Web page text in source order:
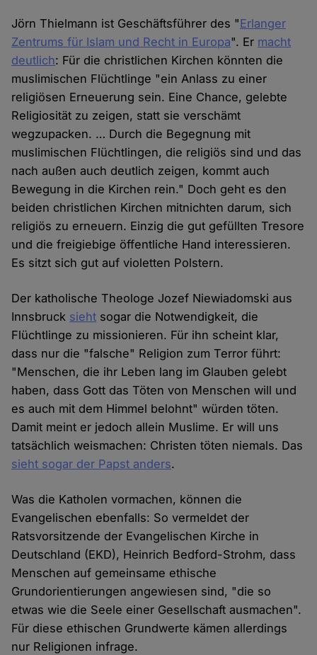
Jörn Thielmann ist Geschäftsführer des "Erlanger
Zentrums für Islam und Recht in Europa". Er macht
deutlich: Für die christlichen Kirchen könnten die
muslimischen Flüchtlinge "ein Anlass zu einer
religiösen Erneuerung sein. Eine Chance, gelebte
Religiosität zu zeigen, statt sie verschämt
wegzupacken. … Durch die Begegnung mit
muslimischen Flüchtlingen, die religiös sind und das
nach außen auch deutlich zeigen, kommt auch
Bewegung in die Kirchen rein." Doch geht es den
beiden christlichen Kirchen mitnichten darum, sich
religiös zu erneuern. Einzig die gut gefüllten Tresore
und die freigiebige öffentliche Hand interessieren.
Es sitzt sich gut auf violetten Polstern.
Der katholische Theologe Jozef Niewiadomski aus
Innsbruck sieht sogar die Notwendigkeit, die
Flüchtlinge zu missionieren. Für ihn scheint klar,
dass nur die "falsche" Religion zum Terror führt:
"Menschen, die ihr Leben lang im Glauben gelebt
haben, dass Gott das Töten von Menschen will und
es auch mit dem Himmel belohnt" würden töten.
Damit meint er jedoch allein Muslime. Er will uns
tatsächlich weismachen: Christen töten niemals. Das
sieht sogar der Papst anders.
Was die Katholen vormachen, können die
Evangelischen ebenfalls: So vermeldet der
Ratsvorsitzende der Evangelischen Kirche in
Deutschland (EKD), Heinrich Bedford-Strohm, dass
Menschen auf gemeinsame ethische
Grundorientierungen angewiesen sind, "die so
etwas wie die Seele einer Gesellschaft ausmachen".
Für diese ethischen Grundwerte kämen allerdings
nur Religionen infrage.